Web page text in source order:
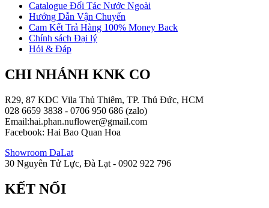
Catalogue Đối Tác Nước Ngoài
Hướng Dẫn Vận Chuyển
Cam Kết Trả Hàng 100% Money Back
Chính sách Đại lý
Hỏi & Đáp
CHI NHÁNH KNK CO
R29, 87 KDC Vila Thủ Thiêm, TP. Thủ Đức, HCM
028 6659 3838 - 0706 950 686 (zalo)
Email:hai.phan.nuflower@gmail.com
Facebook: Hai Bao Quan Hoa
Showroom DaLat
30 Nguyên Tử Lực, Đà Lạt - 0902 922 796
KẾT NỐI